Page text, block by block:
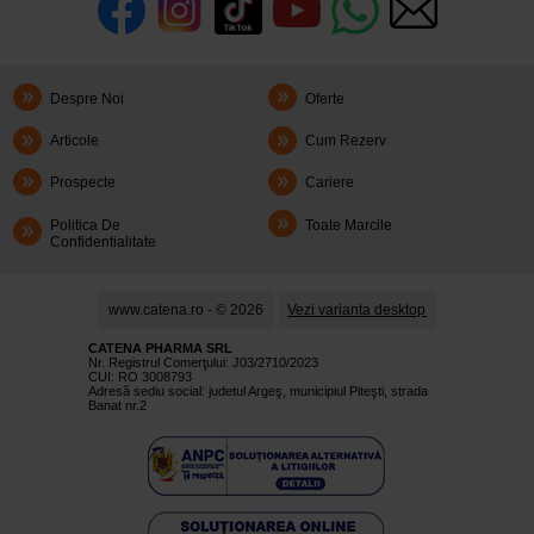
Despre Noi Oferte
Articole Cum Rezerv
Prospecte Cariere
Politica De
Confidentialitate
Toate Marcile
www.catena.ro - © 2026 Vezi varianta desktop
CATENA PHARMA SRL
Nr. Registrul Comerţului: J03/2710/2023
CUI: RO 3008793
Adresă sediu social: judetul Argeş, municipiul Piteşti, strada
Banat nr.2